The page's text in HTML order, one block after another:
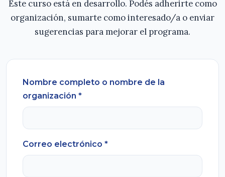
Este curso está en desarrollo. Podés adherirte como
organización, sumarte como interesado/a o enviar
sugerencias para mejorar el programa.
Nombre completo o nombre de la
organización *
Correo electrónico *